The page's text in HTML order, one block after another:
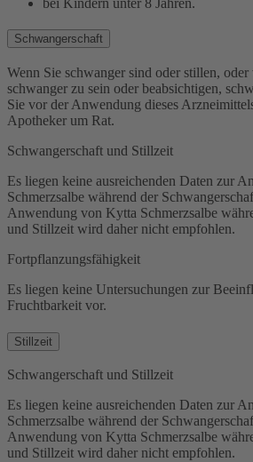
Schwangerschaft
Wenn Sie schwanger sind oder stillen,
schwanger zu sein oder beabsichtigen,
Sie vor der Anwendung dieses
Apotheker um Rat.
Schwangerschaft und Stillzeit
Es liegen keine ausreichenden Daten zur
Schmerzsalbe während der
Anwendung von Kytta Schmerzsalbe
und Stillzeit wird daher nicht empfohlen.
Fortpflanzungsfähigkeit
Es liegen keine Untersuchungen zur
Fruchtbarkeit vor.
Stillzeit
Schwangerschaft und Stillzeit
Es liegen keine ausreichenden Daten zur
Schmerzsalbe während der
Anwendung von Kytta Schmerzsalbe
und Stillzeit wird daher nicht empfohlen.